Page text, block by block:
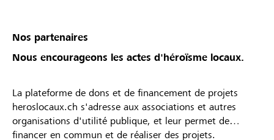
Nos partenaires
Nous encourageons les actes d'héroïsme locaux.
La plateforme de dons et de financement de projets
heroslocaux.ch s'adresse aux associations et autres
organisations d'utilité publique, et leur permet de
financer en commun et de réaliser des projets.